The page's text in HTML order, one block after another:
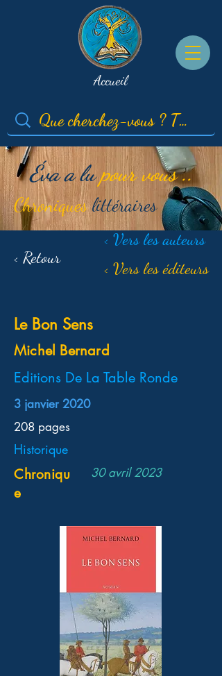
Accueil
Éva a lupour vous ..
Chroniqueslittéraires
< Retour
< Vers les auteurs
< Vers les éditeurs
Le Bon Sens
Michel Bernard
Editions De La Table Ronde
3 janvier 2020
208 pages
Historique
Chroniqu
e
30 avril 2023